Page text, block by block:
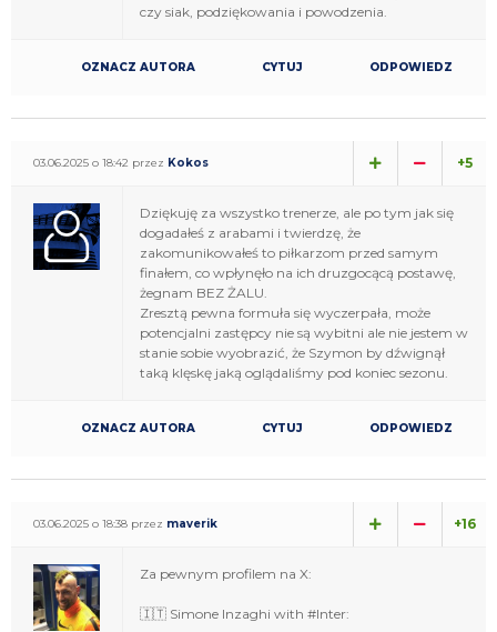
czy siak, podziękowania i powodzenia.
OZNACZ AUTORA CYTUJ ODPOWIEDZ
03.06.2025 o 18:42 przez Kokos +5
Dziękuję za wszystko trenerze, ale po tym jak się
dogadałeś z arabami i twierdzę, że
zakomunikowałeś to piłkarzom przed samym
finałem, co wpłynęło na ich druzgocącą postawę,
żegnam BEZ ŻALU.
Zresztą pewna formuła się wyczerpała, może
potencjalni zastępcy nie są wybitni ale nie jestem w
stanie sobie wyobrazić, że Szymon by dźwignął
taką klęskę jaką oglądaliśmy pod koniec sezonu.
OZNACZ AUTORA CYTUJ ODPOWIEDZ
03.06.2025 o 18:38 przez maverik +16
Za pewnym profilem na X:
🇮🇹 Simone Inzaghi with #Inter: